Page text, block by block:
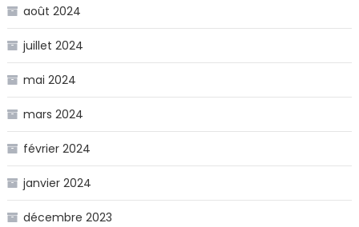
août 2024
juillet 2024
mai 2024
mars 2024
février 2024
janvier 2024
décembre 2023